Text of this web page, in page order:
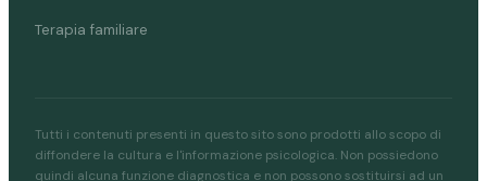
Terapia familiare
Tutti i contenuti presenti in questo sito sono prodotti allo scopo di
diffondere la cultura e l'informazione psicologica. Non possiedono
quindi alcuna funzione diagnostica e non possono sostituirsi ad un